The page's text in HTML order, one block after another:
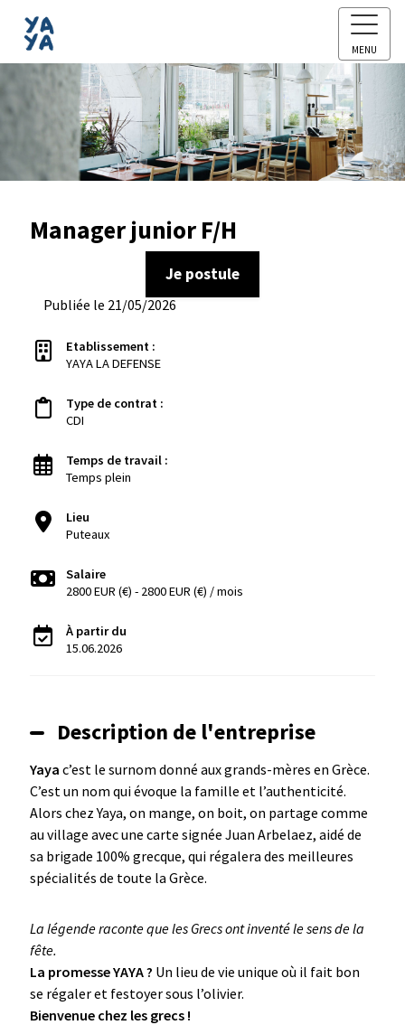
MENU
Manager junior F/H
Je postule
Publiée le 21/05/2026
Etablissement :
YAYA LA DEFENSE
Type de contrat :
CDI
Temps de travail :
Temps plein
Lieu
Puteaux
Salaire
2800 EUR (€) - 2800 EUR (€) / mois
À partir du
15.06.2026
Description de l'entreprise
Yaya c’est le surnom donné aux grands-mères en Grèce.
C’est un nom qui évoque la famille et l’authenticité.
Alors chez Yaya, on mange, on boit, on partage comme
au village avec une carte signée Juan Arbelaez, aidé de
sa brigade 100% grecque, qui régalera des meilleures
spécialités de toute la Grèce.
La légende raconte que les Grecs ont inventé le sens de la
fête.
La promesse YAYA ? Un lieu de vie unique où il fait bon
se régaler et festoyer sous l’olivier.
Bienvenue chez les grecs !